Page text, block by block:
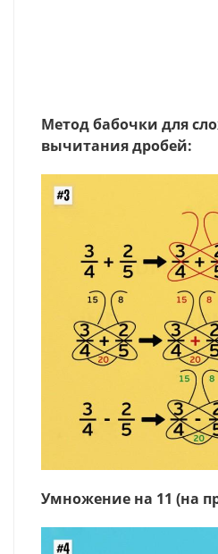
Метод бабочки для
вычитания дробей:
Умножение на 11 (на